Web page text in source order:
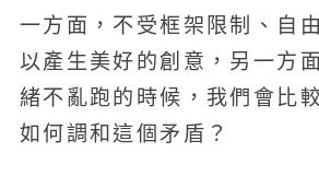
一方面，不受框架限制、自
以產生美好的創意，另一方
緒不亂跑的時候，我們會比
如何調和這個矛盾？